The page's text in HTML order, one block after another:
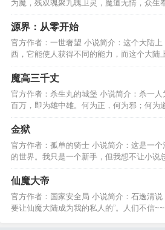
为魔，残双魂聚九魄卫灵，魔道无情，众生
仇，锁棺驱鬼不留魂！…
源界：从零开始
官方作者：一世奢望 小说简介：这个大陆
西，它能使人获得不同的能力，而这个大陆
个大陆的名字就是:源界…
魔高三千丈
官方作者：杀生丸的城堡 小说简介：杀一
百万，即为雄中雄。何为正，何为邪；何为
我只在乎我所在乎的！…
金狱
官方作者：孤单的骑士 小说简介：这是一
的世界。我只是一个新手，但我想不让小说
133401347一起来探讨…
仙魔大帝
官方作者：国家安全局 小说简介：石逸清说
要让仙魔大陆成为我的私人的”。人们不信